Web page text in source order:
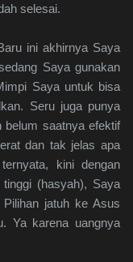
selesai.
ini akhirnya Saya
Saya gunakan
Saya untuk bisa
Seru juga punya
belum saatnya efektif
dan tak jelas apa
kini dengan
(hasyah), Saya
jatuh ke Asus
Ya karena uangnya